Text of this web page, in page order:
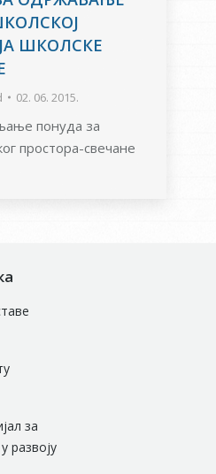
ШКОЛСКЕ
02. 06. 2015.
понуда за
простора-свечане
за
развоју